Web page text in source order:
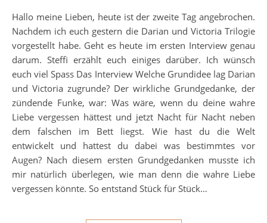
Hallo meine Lieben, heute ist der zweite Tag angebrochen.
Nachdem ich euch gestern die Darian und Victoria Trilogie
vorgestellt habe. Geht es heute im ersten Interview genau
darum. Steffi erzählt euch einiges darüber. Ich wünsch
euch viel Spass Das Interview Welche Grundidee lag Darian
und Victoria zugrunde? Der wirkliche Grundgedanke, der
zündende Funke, war: Was wäre, wenn du deine wahre
Liebe vergessen hättest und jetzt Nacht für Nacht neben
dem falschen im Bett liegst. Wie hast du die Welt
entwickelt und hattest du dabei was bestimmtes vor
Augen? Nach diesem ersten Grundgedanken musste ich
mir natürlich überlegen, wie man denn die wahre Liebe
vergessen könnte. So entstand Stück für Stück…